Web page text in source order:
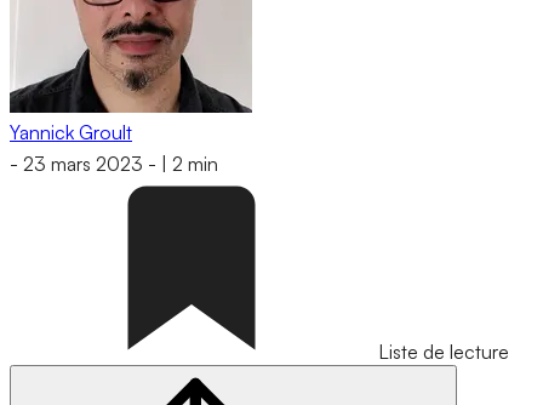
Yannick Groult
- 23 mars 2023 - 2 min
Liste de lecture